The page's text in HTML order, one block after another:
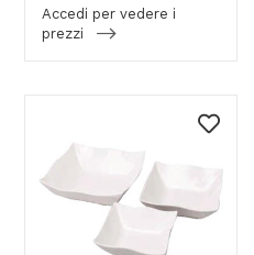
Accedi per vedere i
prezzi